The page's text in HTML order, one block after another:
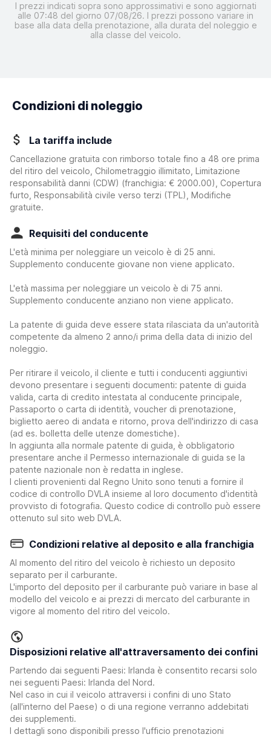
I prezzi indicati sopra sono approssimativi e sono aggiornati
alle 07:48 del giorno 07/08/26. I prezzi possono variare in
base alla data della prenotazione, alla durata del noleggio e
alla classe del veicolo.
Condizioni di noleggio
La tariffa include
Cancellazione gratuita con rimborso totale fino a 48 ore prima
del ritiro del veicolo, Chilometraggio illimitato, Limitazione
responsabilità danni (CDW) (franchigia: € 2000.00)
, Copertura
furto, Responsabilità civile verso terzi (TPL), Modifiche
gratuite.
Requisiti del conducente
L'età minima per noleggiare un veicolo è di 25 anni.
Supplemento conducente giovane non viene applicato.
L'età massima per noleggiare un veicolo è di 75 anni.
Supplemento conducente anziano non viene applicato.
La patente di guida deve essere stata rilasciata da un'autorità
competente da almeno 2 anno/i prima della data di inizio del
noleggio.
Per ritirare il veicolo, il cliente e tutti i conducenti aggiuntivi
devono presentare i seguenti documenti: patente di guida
valida, carta di credito intestata al conducente principale,
Passaporto o carta di identità, voucher di prenotazione,
biglietto aereo di andata e ritorno, prova dell'indirizzo di casa
(ad es. bolletta delle utenze domestiche).
In aggiunta alla normale patente di guida, è obbligatorio
presentare anche il Permesso internazionale di guida se la
patente nazionale non è redatta in inglese.
I clienti provenienti dal Regno Unito sono tenuti a fornire il
codice di controllo DVLA insieme al loro documento d'identità
provvisto di fotografia. Questo codice di controllo può essere
ottenuto sul sito web DVLA.
Condizioni relative al deposito e alla franchigia
Al momento del ritiro del veicolo è richiesto un deposito
separato per il carburante.
L'importo del deposito per il carburante può variare in base al
modello del veicolo e ai prezzi di mercato del carburante in
vigore al momento del ritiro del veicolo.
Disposizioni relative all'attraversamento dei confini
Partendo dai seguenti Paesi: Irlanda è consentito recarsi solo
nei seguenti Paesi: Irlanda del Nord.
Nel caso in cui il veicolo attraversi i confini di uno Stato
(all'interno del Paese) o di una regione verranno addebitati
dei supplementi.
I dettagli sono disponibili presso l'ufficio prenotazioni